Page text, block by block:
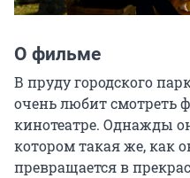
О фильме
В пруду городского
очень любит смотреть
кинотеатре. Однажды
котором такая же, как
превращается в